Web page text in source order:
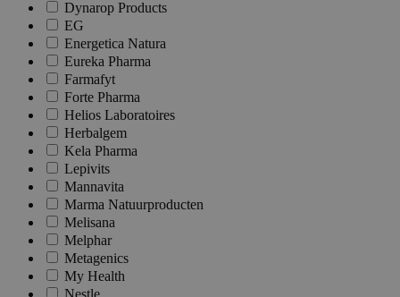
Dynarop Products
EG
Energetica Natura
Eureka Pharma
Farmafyt
Forte Pharma
Helios Laboratoires
Herbalgem
Kela Pharma
Lepivits
Mannavita
Marma Natuurproducten
Melisana
Melphar
Metagenics
My Health
Nestle